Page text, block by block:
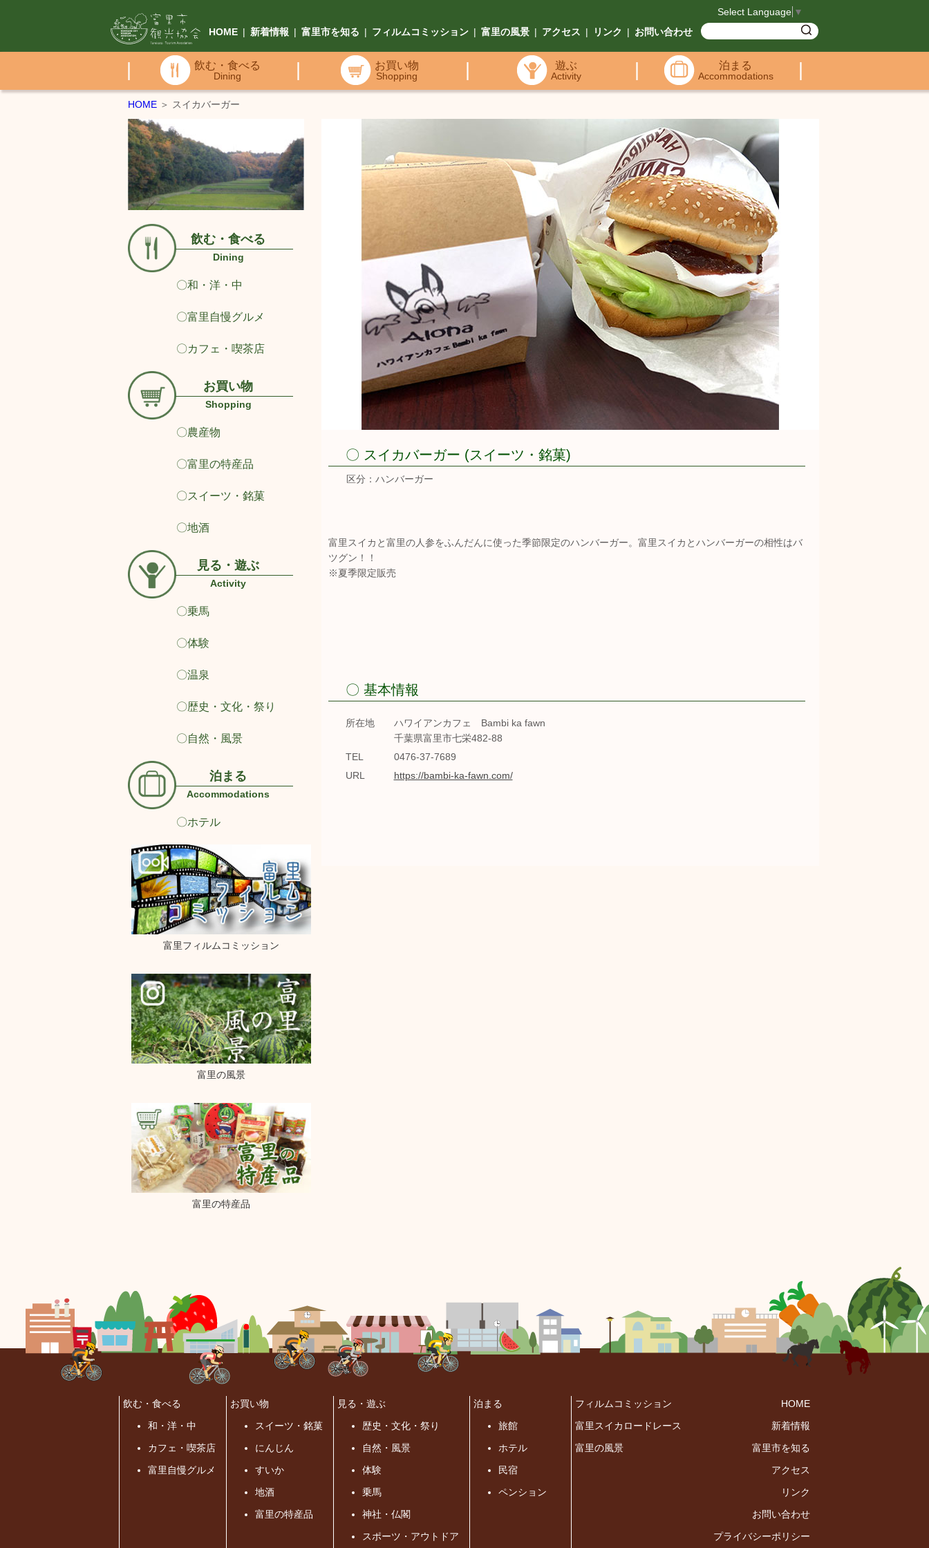
HOME | 新着情報 | 富里市を知る | フィルムコミッション | 富里の風景 | アクセス | リンク | お問い合わせ
Select Language ▼
飲む・食べる
Dining
お買い物
Shopping
遊ぶ
Activity
泊まる
Accommodations
HOME＞ スイカバーガー
〇 スイカバーガー (スイーツ・銘菓)
区分：ハンバーガー
富里スイカと富里の人参をふんだんに使った季節限定のハンバーガー。富里スイカとハンバーガーの相性はバ
ツグン！！
※夏季限定販売
〇 基本情報
所在地
ハワイアンカフェ Bambi ka fawn
千葉県富里市七栄482-88
TEL
0476-37-7689
URL
https://bambi-ka-fawn.com/
飲む・食べる
Dining
〇和・洋・中
〇富里自慢グルメ
〇カフェ・喫茶店
お買い物
Shopping
〇農産物
〇富里の特産品
〇スイーツ・銘菓
〇地酒
見る・遊ぶ
Activity
〇乗馬
〇体験
〇温泉
〇歴史・文化・祭り
〇自然・風景
泊まる
Accommodations
〇ホテル
富里フィルムコミッション
富里の風景
富里の特産品
HOME
新着情報
富里市を知る
アクセス
リンク
お問い合わせ
プライバシーポリシー
飲む・食べる
和・洋・中
カフェ・喫茶店
富里自慢グルメ
お買い物
スイーツ・銘菓
にんじん
すいか
地酒
富里の特産品
見る・遊ぶ
歴史・文化・祭り
自然・風景
体験
乗馬
神社・仏閣
スポーツ・アウトドア
泊まる
旅館
ホテル
民宿
ペンション
フィルムコミッション
富里スイカロードレース
富里の風景